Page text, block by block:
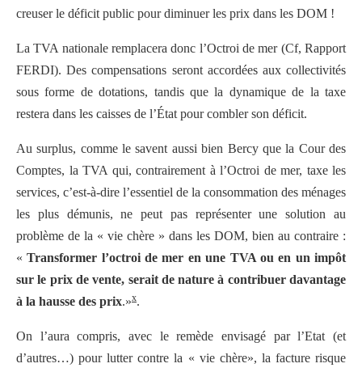
creuser le déficit public pour diminuer les prix dans les DOM !
La TVA nationale remplacera donc l’Octroi de mer (Cf, Rapport
FERDI). Des compensations seront accordées aux collectivités
sous forme de dotations, tandis que la dynamique de la taxe
restera dans les caisses de l’État pour combler son déficit.
Au surplus, comme le savent aussi bien Bercy que la Cour des
Comptes, la TVA qui, contrairement à l’Octroi de mer, taxe les
services, c’est-à-dire l’essentiel de la consommation des ménages
les plus démunis, ne peut pas représenter une solution au
problème de la « vie chère » dans les DOM, bien au contraire :
«Transformer l’octroi de mer en une TVA ou en un impôt
sur le prix de vente, serait de nature à contribuer davantage
à la hausse des prix.»x.
On l’aura compris, avec le remède envisagé par l’Etat (et
d’autres…) pour lutter contre la « vie chère», la facture risque